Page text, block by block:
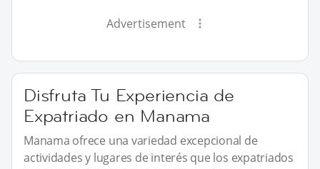
Advertisement
Disfruta Tu Experiencia de
Expatriado en Manama
Manama ofrece una variedad excepcional de
actividades y lugares de interés que los expatriados